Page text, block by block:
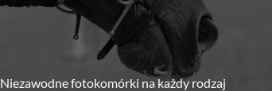
Niezawodne fotokomórki na każdy rodzaj